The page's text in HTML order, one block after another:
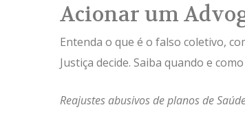
Acionar um
Entenda o que é o falso coletivo,
Justiça decide. Saiba quando e
Reajustes abusivos de planos de